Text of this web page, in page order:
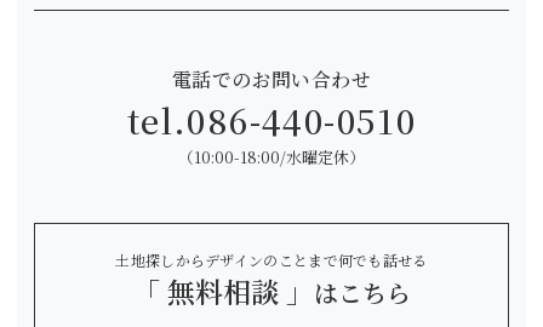
電話でのお問い合わせ
tel.086-440-0510
（10:00-18:00/水曜定休）
土地探しからデザインのことまで何でも話せる
「 無料相談 」 はこちら